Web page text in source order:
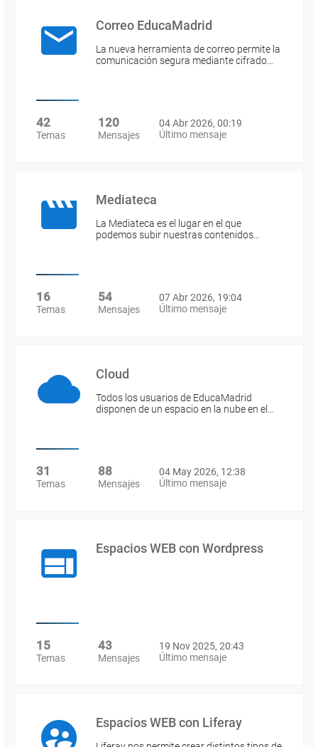
Correo EducaMadrid
La nueva herramienta de correo permite la
comunicación segura mediante cifrado…
42
Temas
120
Mensajes
04 Abr 2026, 00:19
Último mensaje
Mediateca
La Mediateca es el lugar en el que
podemos subir nuestras contenidos…
16
Temas
54
Mensajes
07 Abr 2026, 19:04
Último mensaje
Cloud
Todos los usuarios de EducaMadrid
disponen de un espacio en la nube en el…
31
Temas
88
Mensajes
04 May 2026, 12:38
Último mensaje
Espacios WEB con Wordpress
15
Temas
43
Mensajes
19 Nov 2025, 20:43
Último mensaje
Espacios WEB con Liferay